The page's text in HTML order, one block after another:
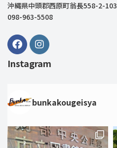
沖縄県中頭郡西原町翁長558-2-103
098-963-5508
Instagram
bunkakougeisya